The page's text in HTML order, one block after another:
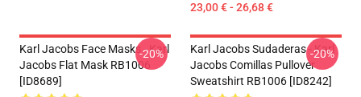
23,00 € - 26,68 €
Karl Jacobs Face Masks - Karl
Jacobs Flat Mask RB1006
[ID8689]
-20%
Karl Jacobs Sudaderas - Karl
Jacobs Comillas Pullover
Sweatshirt RB1006 [ID8242]
-20%